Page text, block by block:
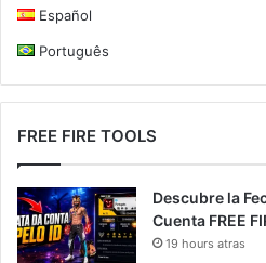
Español
Português
FREE FIRE TOOLS
Descubre la
Cuenta FREE
19 hours atras